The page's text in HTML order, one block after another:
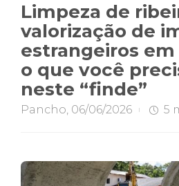
Limpeza de
valorização de
estrangeiros
o que você
neste “finde”
Pancho, 06/06/2026 5